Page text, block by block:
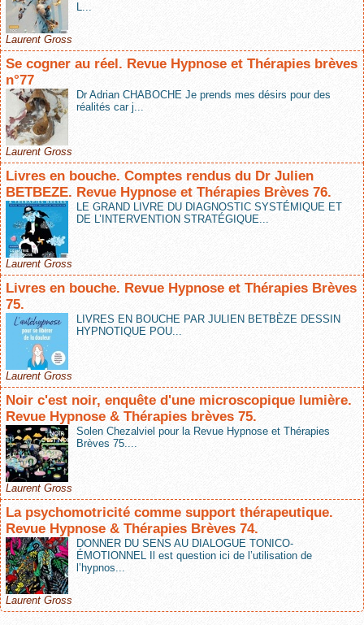
L...
Laurent Gross
Se cogner au réel. Revue Hypnose et Thérapies brèves
n°77
Dr Adrian CHABOCHE Je prends mes désirs pour des
réalités car j...
Laurent Gross
Livres en bouche. Comptes rendus du Dr Julien
BETBEZE. Revue Hypnose et Thérapies Brèves 76.
LE GRAND LIVRE DU DIAGNOSTIC SYSTÉMIQUE ET
DE L’INTERVENTION STRATÉGIQUE...
Laurent Gross
Livres en bouche. Revue Hypnose et Thérapies Brèves
75.
LIVRES EN BOUCHE PAR JULIEN BETBÈZE DESSIN
HYPNOTIQUE POU...
Laurent Gross
Noir c'est noir, enquête d'une microscopique lumière.
Revue Hypnose & Thérapies brèves 75.
Solen Chezalviel pour la Revue Hypnose et Thérapies
Brèves 75....
Laurent Gross
La psychomotricité comme support thérapeutique.
Revue Hypnose & Thérapies Brèves 74.
DONNER DU SENS AU DIALOGUE TONICO-
ÉMOTIONNEL Il est question ici de l’utilisation de
l’hypnos...
Laurent Gross